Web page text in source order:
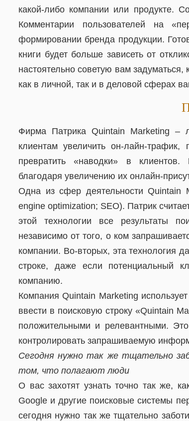
какой-либо компании или продукте.
Комментарии пользователей на
формировании бренда продукции.
книги будет больше зависеть от
настоятельно советую вам
как в личной, так и в деловой сферах
Фирма Патрика Quintain Marketing –
клиентам увеличить он-лайн-
превратить «наводки» в клиентов.
благодаря увеличению их онлайн-
Одна из сфер деятельности Quintain
engine optimization; SEO). Патрик
этой технологии все результаты
независимо от того, о ком
компании. Во-вторых, эта технология
строке, даже если потенциальный
компанию.
Компания Quintain Marketing
ввести в поисковую строку «Quintain
положительными и релевантными.
контролировать запрашиваемую
Сегодня нужно так же тщательно
том, что полагают люди
О вас захотят узнать точно так же,
Google и другие поисковые системы
сегодня нужно так же тщательно